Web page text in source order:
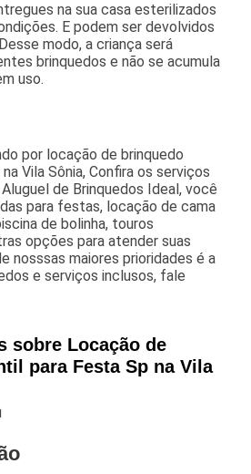
na sua casa esterilizados
E podem ser devolvidos
modo, a criança será
brinquedos e não se acumula
uso.
por locação de brinquedo
Vila Sônia, Confira os serviços
de Brinquedos Ideal, você
para festas, locação de cama
de bolinha, touros
opções para atender suas
nosssas maiores prioridades é a
e serviços inclusos, fale
sobre Locação de
para Festa Sp na Vila